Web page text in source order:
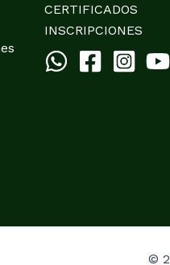
CERTIFICADOS
INSCRIPCIONES
©